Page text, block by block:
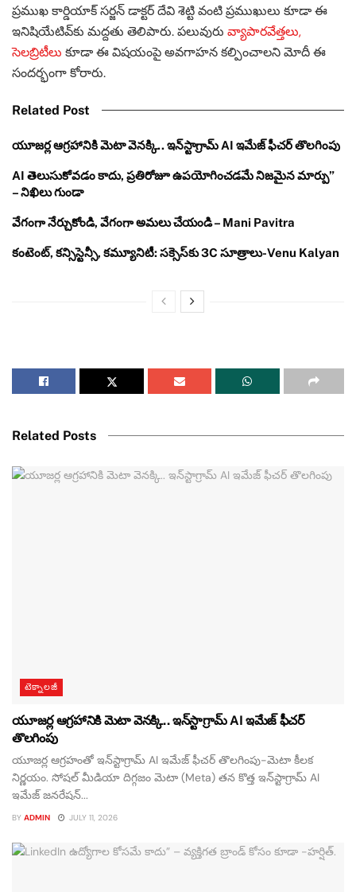
ప్రముఖ కార్డియాక్ సర్జన్ డాక్టర్ దేవి శెట్టి వంటి ప్రముఖులు కూడా ఈ
ఇనిషియేటివ్‌కు మద్దతు తెలిపారు. పలువురు వ్యాపారవేత్తలు,
సెలబ్రిటీలు కూడా ఈ విషయంపై అవగాహన కల్పించాలని మోదీ ఈ
సందర్భంగా కోరారు.
Related Post
యూజర్ల ఆగ్రహానికి మెటా వెనక్కి.. ఇన్‌స్టాగ్రామ్ AI ఇమేజ్ ఫీచర్ తొలగింపు
AI తెలుసుకోవడం కాదు, ప్రతిరోజూ ఉపయోగించడమే నిజమైన మార్పు”
– నిఖిలు గుండా
వేగంగా నేర్చుకోండి, వేగంగా అమలు చేయండి – Mani Pavitra
కంటెంట్, కన్సిస్టెన్సీ, కమ్యూనిటీ: సక్సెస్‌కు 3C సూత్రాలు-Venu Kalyan
Related Posts
టెక్నాలజీ
యూజర్ల ఆగ్రహానికి మెటా వెనక్కి.. ఇన్‌స్టాగ్రామ్ AI ఇమేజ్ ఫీచర్
తొలగింపు
యూజర్ల ఆగ్రహంతో ఇన్‌స్టాగ్రామ్ AI ఇమేజ్ ఫీచర్ తొలగింపు-మెటా కీలక
నిర్ణయం. సోషల్ మీడియా దిగ్గజం మెటా (Meta) తన కొత్త ఇన్‌స్టాగ్రామ్ AI
ఇమేజ్ జనరేషన్...
BY ADMIN JULY 11, 2026